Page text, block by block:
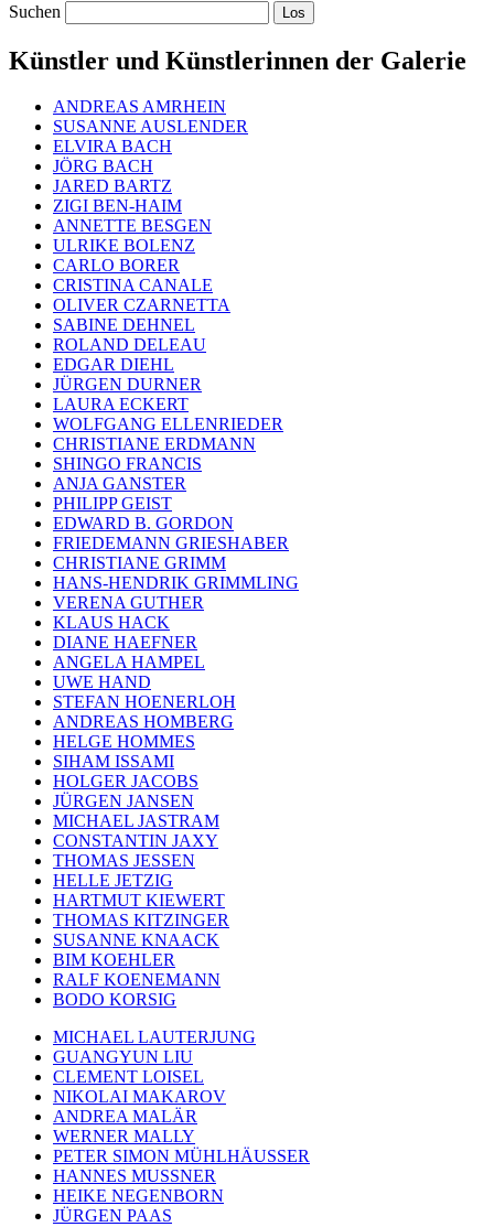
Suchen
Künstler und Künstlerinnen der Galerie
ANDREAS AMRHEIN
SUSANNE AUSLENDER
ELVIRA BACH
JÖRG BACH
JARED BARTZ
ZIGI BEN-HAIM
ANNETTE BESGEN
ULRIKE BOLENZ
CARLO BORER
CRISTINA CANALE
OLIVER CZARNETTA
SABINE DEHNEL
ROLAND DELEAU
EDGAR DIEHL
JÜRGEN DURNER
LAURA ECKERT
WOLFGANG ELLENRIEDER
CHRISTIANE ERDMANN
SHINGO FRANCIS
ANJA GANSTER
PHILIPP GEIST
EDWARD B. GORDON
FRIEDEMANN GRIESHABER
CHRISTIANE GRIMM
HANS-HENDRIK GRIMMLING
VERENA GUTHER
KLAUS HACK
DIANE HAEFNER
ANGELA HAMPEL
UWE HAND
STEFAN HOENERLOH
ANDREAS HOMBERG
HELGE HOMMES
SIHAM ISSAMI
HOLGER JACOBS
JÜRGEN JANSEN
MICHAEL JASTRAM
CONSTANTIN JAXY
THOMAS JESSEN
HELLE JETZIG
HARTMUT KIEWERT
THOMAS KITZINGER
SUSANNE KNAACK
BIM KOEHLER
RALF KOENEMANN
BODO KORSIG
MICHAEL LAUTERJUNG
GUANGYUN LIU
CLEMENT LOISEL
NIKOLAI MAKAROV
ANDREA MALÄR
WERNER MALLY
PETER SIMON MÜHLHÄUSSER
HANNES MUSSNER
HEIKE NEGENBORN
JÜRGEN PAAS